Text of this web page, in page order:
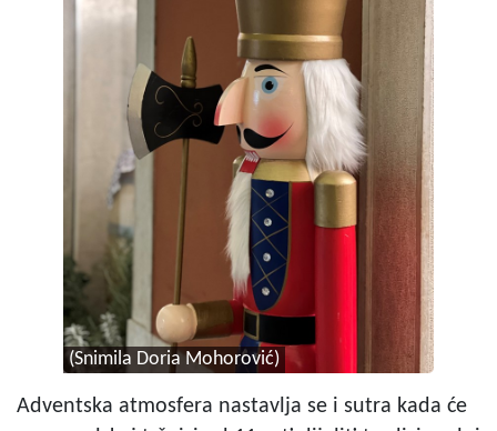
(Snimila Doria Mohorović)
Adventska atmosfera nastavlja se i sutra kada će